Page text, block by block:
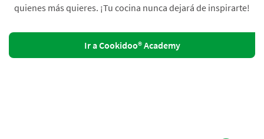
quienes más quieres. ¡Tu cocina nunca dejará de inspirarte!
Ir a Cookidoo® Academy